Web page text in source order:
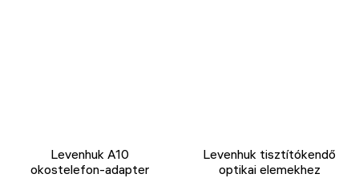
Levenhuk A10
okostelefon-adapter
Levenhuk tisztítókendő
optikai elemekhez